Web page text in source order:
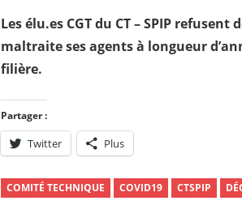
Les élu.es CGT du CT – SPIP
maltraite ses agents à longueur
filière.
Partager :
Twitter Plus
COMITÉ TECHNIQUE COVID19 CTSPIP